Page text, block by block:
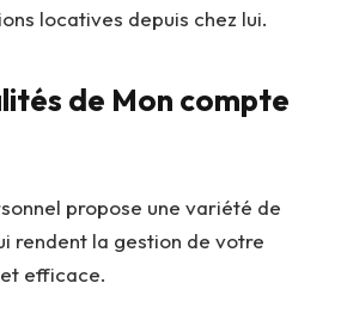
locatives depuis chez lui.
de Mon compte
propose une variété de
rendent la gestion de votre
efficace.